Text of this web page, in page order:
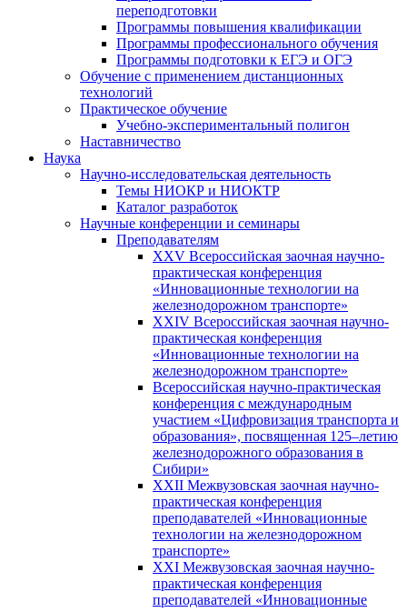
переподготовки
Программы повышения квалификации
Программы профессионального обучения
Программы подготовки к ЕГЭ и ОГЭ
Обучение с применением дистанционных
технологий
Практическое обучение
Учебно-экспериментальный полигон
Наставничество
Наука
Научно-исследовательская деятельность
Темы НИОКР и НИОКТР
Каталог разработок
Научные конференции и семинары
Преподавателям
XXV Всероссийская заочная научно-
практическая конференция
«Инновационные технологии на
железнодорожном транспорте»
XXIV Всероссийская заочная научно-
практическая конференция
«Инновационные технологии на
железнодорожном транспорте»
Всероссийская научно-практическая
конференция с международным
участием «Цифровизация транспорта и
образования», посвященная 125–летию
железнодорожного образования в
Сибири»
XXII Межвузовская заочная научно-
практическая конференция
преподавателей «Инновационные
технологии на железнодорожном
транспорте»
XXI Межвузовская заочная научно-
практическая конференция
преподавателей «Инновационные